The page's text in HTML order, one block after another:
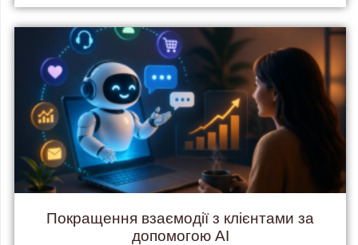
Покращення взаємодії з клієнтами за
допомогою AI